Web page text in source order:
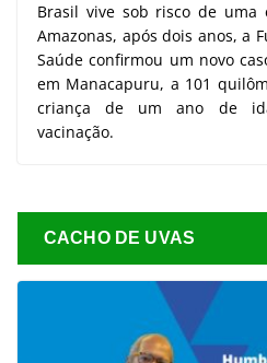
Brasil vive sob risco de uma
Amazonas, após dois anos, a
Saúde confirmou um novo
em Manacapuru, a 101
criança de um ano de
vacinação.
CACHO DE UVAS